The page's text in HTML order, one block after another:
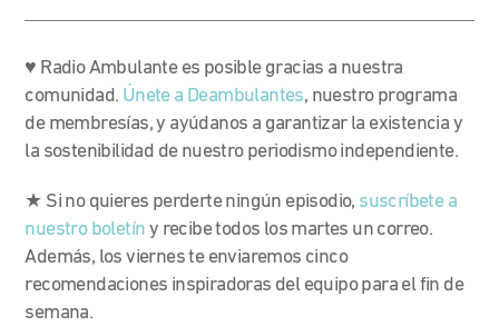
♥ Radio Ambulante es posible gracias a nuestra
comunidad. Únete a Deambulantes, nuestro programa
de membresías, y ayúdanos a garantizar la existencia y
la sostenibilidad de nuestro periodismo independiente.
★ Si no quieres perderte ningún episodio, suscríbete a
nuestro boletín y recibe todos los martes un correo.
Además, los viernes te enviaremos cinco
recomendaciones inspiradoras del equipo para el fin de
semana.